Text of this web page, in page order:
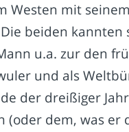
Westen mit
beiden kannten
u.a. zur den
und als
der dreißiger
(oder dem, was